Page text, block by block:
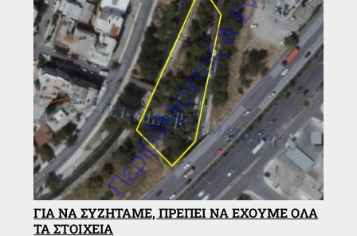
ΓΙΑ ΝΑ ΣΥΖΗΤΆΜΕ, ΠΡΈΠΕΙ ΝΑ ΈΧΟΥΜΕ ΌΛΑ
ΤΑ ΣΤΟΙΧΕΊΑ